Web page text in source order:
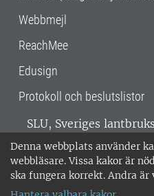
Denna webbplats använder
webbläsare. Vissa kakor är
ska fungera korrekt. Andra är
Webbmejl
ReachMee
Edusign
Protokoll och beslutslistor
SLU, Sveriges
verksamhet över hela
Alnarp, Uppsala och
miljöcertifierat enligt
018-67 10 00 • Org nr: